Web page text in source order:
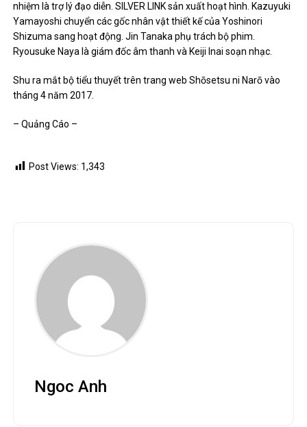
nhiệm là trợ lý đạo diễn. SILVER LINK sản xuất hoạt hình. Kazuyuki
Yamayoshi chuyển các gốc nhân vật thiết kế của Yoshinori
Shizuma sang hoạt động. Jin Tanaka phụ trách bộ phim.
Ryousuke Naya là giám đốc âm thanh và Keiji Inai soạn nhạc.
Shu ra mắt bộ tiểu thuyết trên trang web Shōsetsu ni Narō vào
tháng 4 năm 2017.
– Quảng Cáo –
Post Views: 1,343
Ngoc Anh